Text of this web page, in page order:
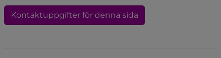
Kontaktuppgifter för denna sida